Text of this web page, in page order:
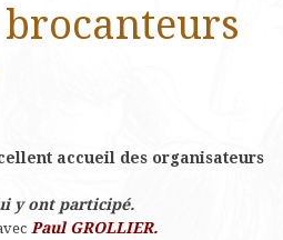
accueil des organisateurs
y ont participé.
Paul GROLLIER.